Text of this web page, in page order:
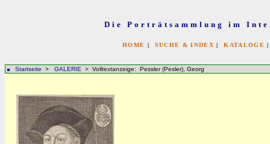
Die Porträtsammlung im
HOME | SUCHE & INDEX |KATALOGE
Startseite > GALERIE > Volltextanzeige: Pessler (Pesler), Georg